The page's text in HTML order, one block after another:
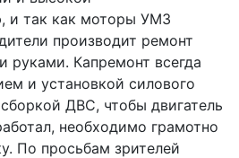
и так как моторы УМЗ
производит ремонт
руками. Капремонт всегда
и установкой силового
ДВС, чтобы двигатель
необходимо грамотно
По просьбам зрителей